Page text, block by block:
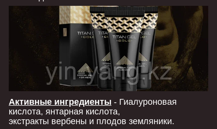
Активные ингредиенты - Гиалуроновая
кислота, янтарная кислота,
экстракты вербены и плодов земляники.